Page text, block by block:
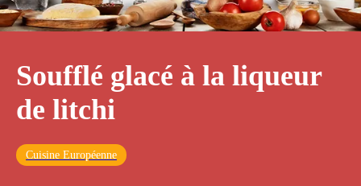
Soufflé glacé à la liqueur
de litchi
Cuisine Européenne